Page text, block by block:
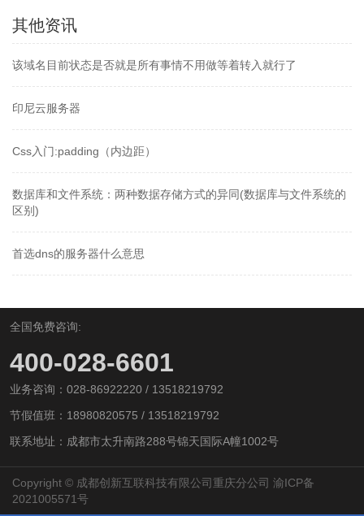
其他资讯
该域名目前状态是否就是所有事情不用做等着转入就行了
印尼云服务器
Css入门:padding（内边距）
数据库和文件系统：两种数据存储方式的异同(数据库与文件系统的
区别)
首选dns的服务器什么意思
全国免费咨询:
400-028-6601
业务咨询：028-86922220 / 13518219792
节假值班：18980820575 / 13518219792
联系地址：成都市太升南路288号锦天国际A幢1002号
Copyright © 成都创新互联科技有限公司重庆分公司 渝ICP备
2021005571号